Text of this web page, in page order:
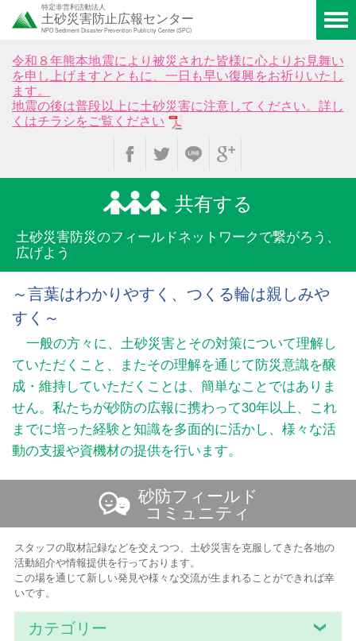
特定非営利活動法人
土砂災害防止広報センター
NPO Sediment Disaster Prevention Publicity Center (SPC)
令和８年熊本地震により被災された皆様に心よりお見舞い
を申し上げますとともに、一日も早い復興をお祈りいたし
ます。
地震の後は普段以上に土砂災害に注意してください。詳し
くはチラシをご覧ください
共有する
土砂災害防災のフィールドネットワークで繋がろう、
広げよう
～言葉はわかりやすく、つくる輪は親しみや
すく～
一般の方々に、土砂災害とその対策について理解し
ていただくこと、またその理解を通じて防災意識を醸
成・維持していただくことは、簡単なことではありま
せん。私たちが砂防の広報に携わって30年以上、これ
までに培った経験と知識を多面的に活かし、様々な活
動の支援や資機材の提供を行います。
砂防フィールド
コミュニティ
スタッフの取材記録などを交えつつ、土砂災害を克服してきた各地の
活動紹介や情報提供を行っております。
この場を通じて新しい発見や様々な交流が生まれることができれば幸
いです。
カテゴリー